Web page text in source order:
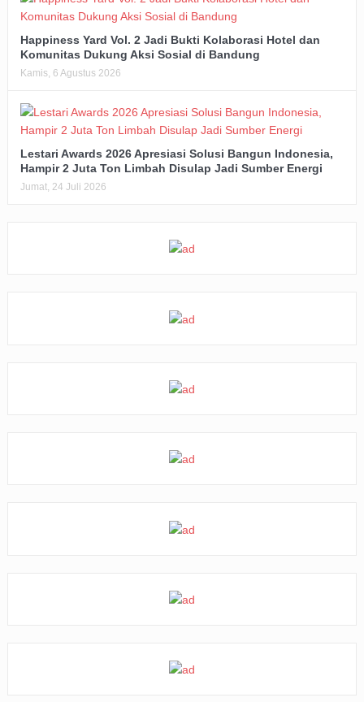
Happiness Yard Vol. 2 Jadi Bukti Kolaborasi Hotel dan
Komunitas Dukung Aksi Sosial di Bandung
Kamis, 6 Agustus 2026
Lestari Awards 2026 Apresiasi Solusi Bangun Indonesia,
Hampir 2 Juta Ton Limbah Disulap Jadi Sumber Energi
Jumat, 24 Juli 2026